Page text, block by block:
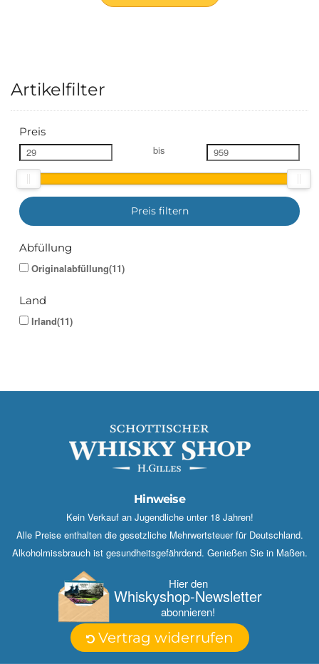
Artikelfilter
Preis
bis
Preis filtern
Abfüllung
Originalabfüllung(11)
Land
Irland(11)
Hinweise
Kein Verkauf an Jugendliche unter 18 Jahren!
Alle Preise enthalten die gesetzliche Mehrwertsteuer für Deutschland.
Alkoholmissbrauch ist gesundheitsgefährdend. Genießen Sie in Maßen.
Hier den
Whisky­shop-Newsletter
abonnieren!
Vertrag widerrufen